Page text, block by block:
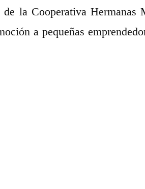
la Cooperativa Hermanas
a pequeñas